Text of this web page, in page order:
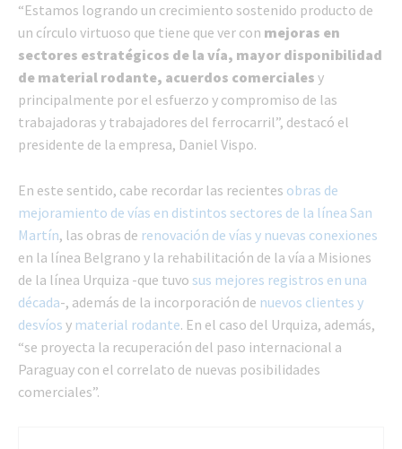
“Estamos logrando un crecimiento sostenido producto de
un círculo virtuoso que tiene que ver con mejoras en
sectores estratégicos de la vía, mayor disponibilidad
de material rodante, acuerdos comerciales y
principalmente por el esfuerzo y compromiso de las
trabajadoras y trabajadores del ferrocarril”, destacó el
presidente de la empresa, Daniel Vispo.
En este sentido, cabe recordar las recientes obras de
mejoramiento de vías en distintos sectores de la línea San
Martín, las obras de renovación de vías y nuevas conexiones
en la línea Belgrano y la rehabilitación de la vía a Misiones
de la línea Urquiza -que tuvo sus mejores registros en una
década-, además de la incorporación de nuevos clientes y
desvíos y material rodante. En el caso del Urquiza, además,
“se proyecta la recuperación del paso internacional a
Paraguay con el correlato de nuevas posibilidades
comerciales”.